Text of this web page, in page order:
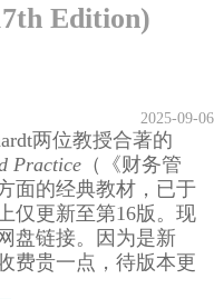
Edition)
2025-09-06
两位教授合著的
Practice （《财务管
面的经典教材，已于
仅更新至第16版。现
盘链接。因为是新
费贵一点，待版本更